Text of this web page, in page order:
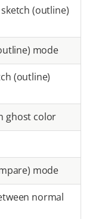
(outline)
mode
(outline)
ghost color
mode
normal